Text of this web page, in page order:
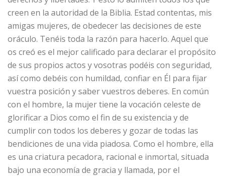
creen en la autoridad de la Biblia. Estad contentas, mis
amigas mujeres, de obedecer las decisiones de este
oráculo. Tenéis toda la razón para hacerlo. Aquel que
os creó es el mejor calificado para declarar el propósito
de sus propios actos y vosotras podéis con seguridad,
así como debéis con humildad, confiar en Él para fijar
vuestra posición y saber vuestros deberes. En común
con el hombre, la mujer tiene la vocación celeste de
glorificar a Dios como el fin de su existencia y de
cumplir con todos los deberes y gozar de todas las
bendiciones de una vida piadosa. Como el hombre, ella
es una criatura pecadora, racional e inmortal, situada
bajo una economía de gracia y llamada, por el